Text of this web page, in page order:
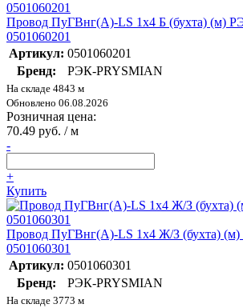
Провод ПуГВнг(А)-LS 1х4 Б (бухта) (м)
0501060201
Артикул: 0501060201
Бренд:
РЭК-PRYSMIAN
На складе 4843 м
Обновлено 06.08.2026
Розничная цена:
70.49 руб. / м
-
+
Купить
Провод ПуГВнг(А)-LS 1х4 Ж/З (бухта)
0501060301
Артикул: 0501060301
Бренд:
РЭК-PRYSMIAN
На складе 3773 м